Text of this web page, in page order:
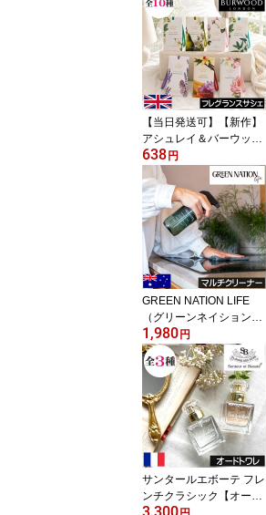
ル）】グラスキャンドル
ガラス容器 ソイワックス
大豆由来 自然由来 ギフ
ト プレゼント 女性 男性
Ashleigh&Burwood アシ
ュレイバーウッド アシュ
レーバーウッド 日本未入
荷【当日発送可】【新作】
アシュレイ＆バーウッド
【フレグランスサシェ】
香り袋 匂い袋 Ashleigh&
Burwood アシュレイバー
ウッド アシュレーバーウ
ッド ルームフレグランス
アロマ 芳香剤 クローゼ
ット トイレ 玄関 収納 引
出 バック バッグ 携帯 引
っかける 持ち運び カバ
ン
638円
GREEN NATION LIFE
（グリーンネイションラ
イフ）【マルチクリーナ
ー 500ml（オレンジ＆ユ
ーカリ）】オーストラリ
ア製 ヴィーガンフレンド
リー エッセンシャルオイ
ル配合 拭き掃除 万能ス
プレー 自然 天然成分 プ
レゼント 女性 ギフト 贈
り物 男性
1,980円
サンタールエボーテ フレ
ンチクラシック【オード
トワレ】フランス製 Sent